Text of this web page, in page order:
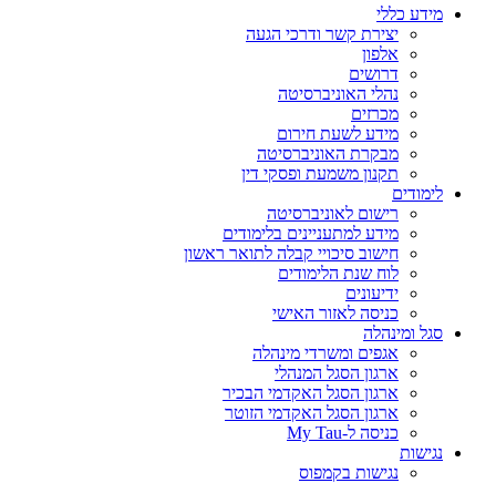
מידע כללי
יצירת קשר ודרכי הגעה
אלפון
דרושים
נהלי האוניברסיטה
מכרזים
מידע לשעת חירום
מבקרת האוניברסיטה
תקנון משמעת ופסקי דין
לימודים
רישום לאוניברסיטה
מידע למתעניינים בלימודים
חישוב סיכויי קבלה לתואר ראשון
לוח שנת הלימודים
ידיעונים
כניסה לאזור האישי
סגל ומינהלה
אגפים ומשרדי מינהלה
ארגון הסגל המנהלי
ארגון הסגל האקדמי הבכיר
ארגון הסגל האקדמי הזוטר
כניסה ל-My Tau
נגישות
נגישות בקמפוס